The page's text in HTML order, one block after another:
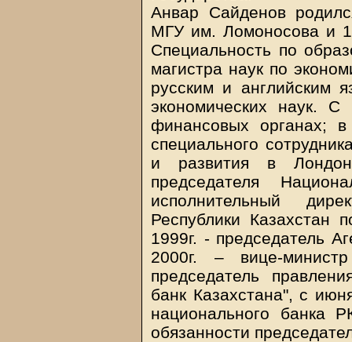
Анвар Сайденов
МГУ им. Ломоносова и
Специальность по
магистра наук по
русским и английским
экономических наук.
финансовых органах;
специального
и развития в
председателя
исполнительный
Республики Казахстан
1999г. - председатель
2000г. – вице-
председатель
банк Казахстана", с
национального банка
обязанности